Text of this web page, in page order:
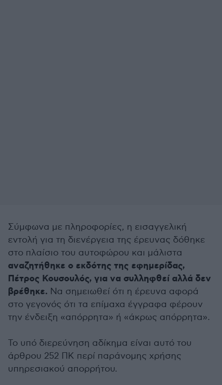
Σύμφωνα με πληροφορίες, η εισαγγελική
εντολή για τη διενέργεια της έρευνας δόθηκε
στο πλαίσιο του αυτοφώρου και μάλιστα
αναζητήθηκε ο εκδότης της εφημερίδας,
Πέτρος Κουσουλός, για να συλληφθεί αλλά δεν
βρέθηκε. Να σημειωθεί ότι η έρευνα αφορά
στο γεγονός ότι τα επίμαχα έγγραφα φέρουν
την ένδειξη «απόρρητα» ή «άκρως απόρρητα».
Το υπό διερεύνηση αδίκημα είναι αυτό του
άρθρου 252 ΠΚ περί παράνομης χρήσης
υπηρεσιακού απορρήτου.